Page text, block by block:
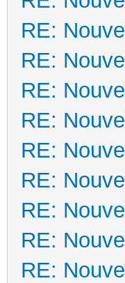
RE:
RE:
RE:
RE:
RE:
RE:
RE:
RE:
RE: